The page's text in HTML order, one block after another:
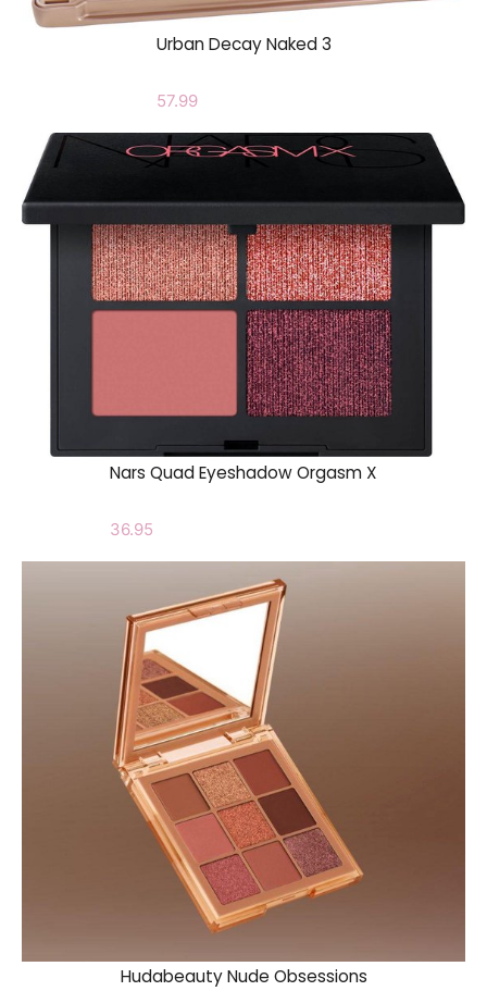
Urban Decay Naked 3
57.99
Nars Quad Eyeshadow Orgasm X
36.95
Hudabeauty Nude Obsessions